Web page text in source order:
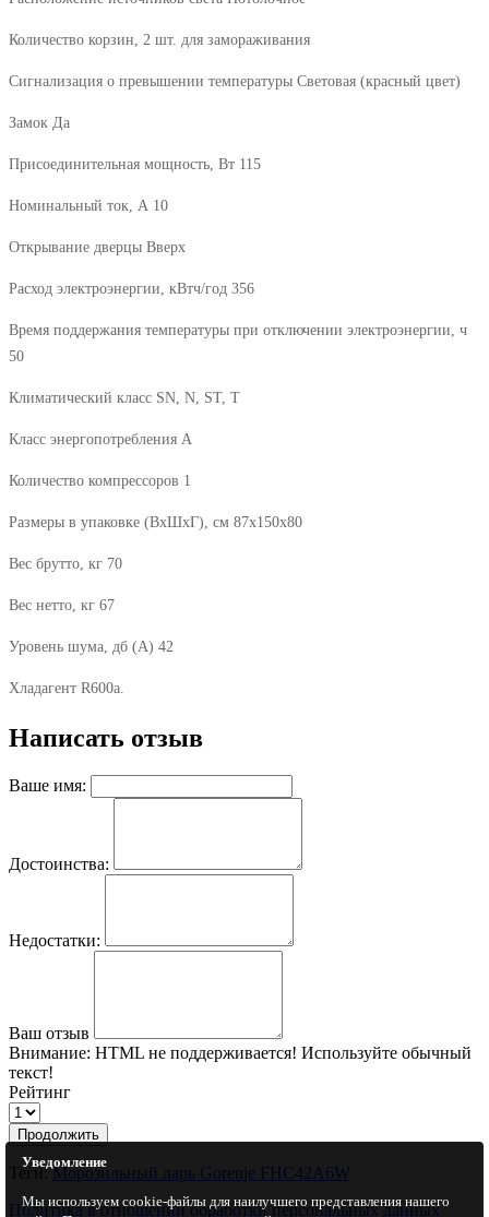
Количество корзин, 2 шт. для замораживания
Сигнализация о превышении температуры Световая (красный цвет)
Замок Да
Присоединительная мощность, Вт 115
Номинальный ток, А 10
Открывание дверцы Вверх
Расход электроэнергии, кВтч/год 356
Время поддержания температуры при отключении электроэнергии, ч
50
Климатический класс SN, N, ST, T
Класс энергопотребления A
Количество компрессоров 1
Размеры в упаковке (ВxШxГ), cм 87х150x80
Вес брутто, кг 70
Вес нетто, кг 67
Уровень шума, дб (А) 42
Хладагент R600a.
Написать отзыв
Ваше имя:
Достоинства:
Недостатки:
Ваш отзыв
Внимание: HTML не поддерживается! Используйте обычный
текст!
Рейтинг
Продолжить
Теги:Морозильный ларь Gorenje FHC42A6W
Политика в отношении обработки персональных данных
Уведомление
Мы используем cookie-файлы для наилучшего представления нашего